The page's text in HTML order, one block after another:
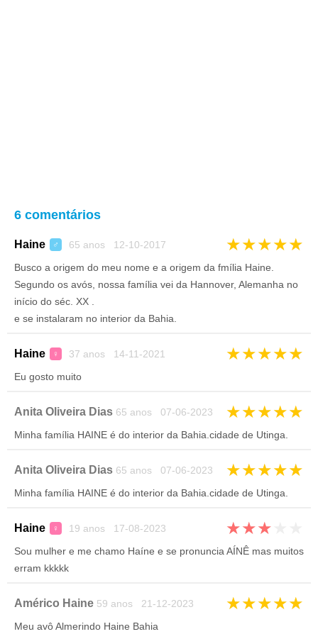
6 comentários
Haine ♂ 65 anos 12-10-2017 ★★★★★
Busco a origem do meu nome e a origem da fmília Haine.
Segundo os avós, nossa família vei da Hannover, Alemanha no
início do séc. XX .
e se instalaram no interior da Bahia.
Haine ♀ 37 anos 14-11-2021 ★★★★★
Eu gosto muito
Anita Oliveira Dias 65 anos 07-06-2023 ★★★★★
Minha família HAINE é do interior da Bahia.cidade de Utinga.
Anita Oliveira Dias 65 anos 07-06-2023 ★★★★★
Minha família HAINE é do interior da Bahia.cidade de Utinga.
Haine ♀ 19 anos 17-08-2023 ★★★
Sou mulher e me chamo Haíne e se pronuncia AÍNÊ mas muitos
erram kkkkk
Américo Haine 59 anos 21-12-2023 ★★★★★
Meu avô Almerindo Haine Bahia